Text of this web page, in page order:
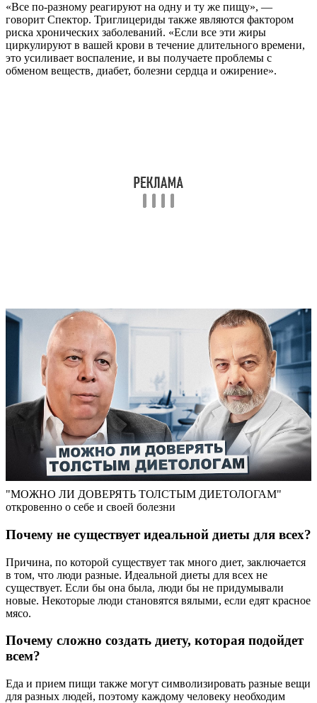
«Все по-разному реагируют на одну и ту же пищу», —
говорит Спектор. Триглицериды также являются фактором
риска хронических заболеваний. «Если все эти жиры
циркулируют в вашей крови в течение длительного времени,
это усиливает воспаление, и вы получаете проблемы с
обменом веществ, диабет, болезни сердца и ожирение».
"МОЖНО ЛИ ДОВЕРЯТЬ ТОЛСТЫМ ДИЕТОЛОГАМ"
откровенно о себе и своей болезни
Почему не существует идеальной диеты для всех?
Причина, по которой существует так много диет, заключается
в том, что люди разные. Идеальной диеты для всех не
существует. Если бы она была, люди бы не придумывали
новые. Некоторые люди становятся вялыми, если едят красное
мясо.
Почему сложно создать диету, которая подойдет
всем?
Еда и прием пищи также могут символизировать разные вещи
для разных людей, поэтому каждому человеку необходим